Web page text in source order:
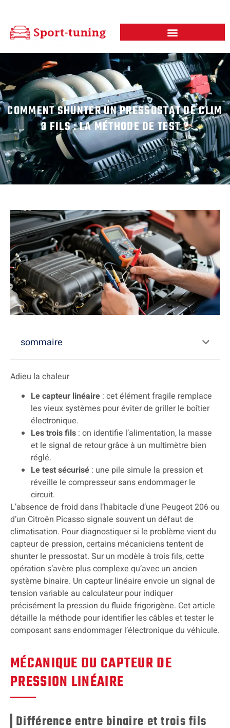
COMMENT SHUNTER UN PRESSOSTAT DE CLIM
3 FILS : LA MÉTHODE DE TEST ?
sommaire
Adieu la chaleur
Le capteur linéaire : cet élément fragile remplace
les vieux systèmes pour éviter de griller le boîtier
électronique.
Les trois fils : on identifie l’alimentation, la masse
et le signal de retour grâce à un multimètre bien
réglé.
Le test sécurisé : une pile simule la pression et
réveille le compresseur sans endommager le
circuit.
L’absence de froid dans l’habitacle d’une Peugeot 206 ou
d’un Citroën Picasso signale souvent un défaut de
climatisation. Pour diagnostiquer si le problème vient du
capteur de pression, certains mécaniciens tentent de
shunter le pressostat. Sur un modèle à trois fils, cette
opération s’avère plus complexe qu’avec un ancien
système binaire. Un capteur linéaire envoie un signal de
tension variable au calculateur pour indiquer
précisément la pression du fluide frigorigène. Cet article
détaille la méthode pour identifier les câbles et tester le
composant sans endommager l’électronique du véhicule.
MÉCANIQUE DU CAPTEUR DE
PRESSION LINÉAIRE
Différence entre binaire et trois fils